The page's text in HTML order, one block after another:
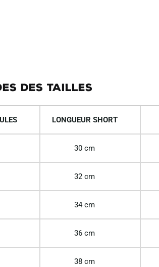
DES TAILLES
LONGUEUR SHORT
30 cm
32 cm
34 cm
36 cm
38 cm